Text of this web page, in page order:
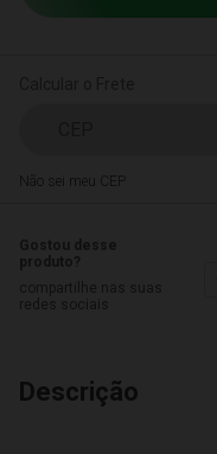
Não sei meu CEP
Descrição